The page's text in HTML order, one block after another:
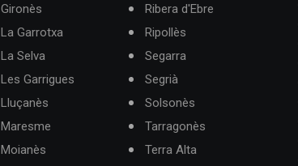
Gironès
La Garrotxa
La Selva
Les Garrigues
Lluçanès
Maresme
Moianès
Ribera d'Ebre
Ripollès
Segarra
Segrià
Solsonès
Tarragonès
Terra Alta